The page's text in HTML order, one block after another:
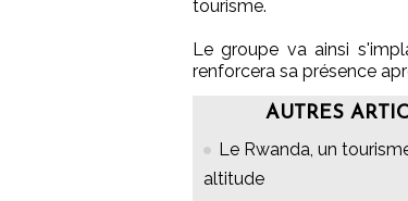
tourisme.
Le groupe va ainsi
renforcera sa présence
AUTRES
Le Rwanda, un
altitude